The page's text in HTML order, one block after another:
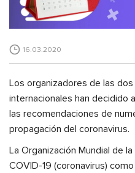
16.03.2020
Los organizadores de las
internacionales han decidido
las recomendaciones de
propagación del coronavirus.
La Organización Mundial de
COVID-19 (coronavirus)